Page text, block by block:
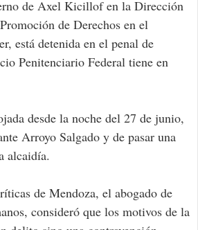
de Axel Kicillof en la Dirección
de Derechos en el
está detenida en el penal de
Penitenciario Federal tiene en
desde la noche del 27 de junio,
Arroyo Salgado y de pasar una
alcaidía.
de Mendoza, el abogado de
consideró que los motivos de la